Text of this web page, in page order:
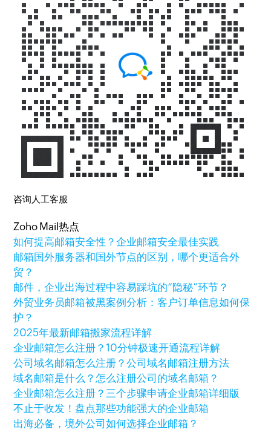
咨询人工客服
Zoho Mail热点
如何提高邮箱安全性？企业邮箱安全最佳实践
邮箱国外服务器和国外节点的区别，哪个更适合外
贸？
邮件，企业出海过程中容易踩坑的“隐秘”环节？
外贸业务员邮箱被黑案例分析：客户订单信息如何保
护？
2025年最新邮箱搬家流程详解
企业邮箱怎么注册？10分钟极速开通流程详解
公司域名邮箱怎么注册？公司域名邮箱注册方法
域名邮箱是什么？怎么注册公司的域名邮箱？
企业邮箱怎么注册？三个步骤申请企业邮箱详细版
不止于收发！盘点那些功能强大的企业邮箱
出海必备，境外公司如何选择企业邮箱？